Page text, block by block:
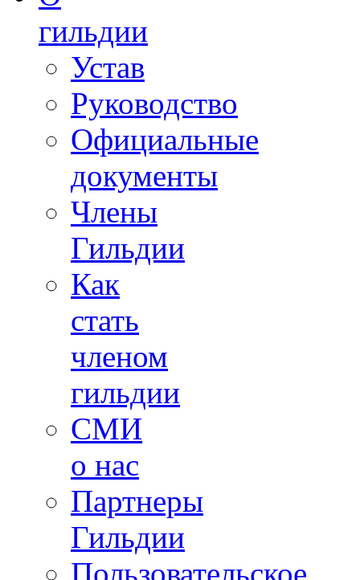
гильдии
Устав
Руководство
Официальные
документы
Члены
Гильдии
Как
стать
членом
гильдии
СМИ
о нас
Партнеры
Гильдии
Пользовательское